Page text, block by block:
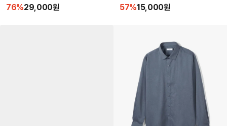
76%29,000원 57%15,000원